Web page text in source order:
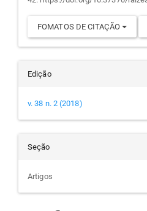
FOMATOS DE CITAÇÃO
Edição
v. 38 n. 2 (2018)
Seção
Artigos